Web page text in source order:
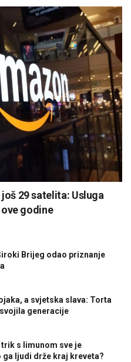
29 satelita: Usluga
godine
Brijeg odao priznanje
a svjetska slava: Torta
generacije
s limunom sve je
ljudi drže kraj kreveta?